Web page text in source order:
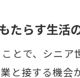
たらす生活
とで、シニ
と接する機会